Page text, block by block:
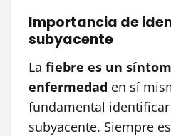
Importancia de
subyacente
La fiebre es un
enfermedad en sí
fundamental identificar
subyacente. Siempre